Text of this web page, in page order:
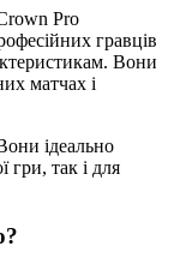
Pro
гравців
Вони
матчах і
ідеально
гри, так і для